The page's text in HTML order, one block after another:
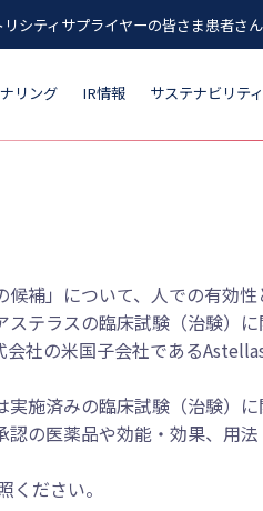
シティ サプライヤーの皆さま患者さ
リング IR情報 サステナビリティ
補」について、人での有効
テラスの臨床試験（治験）
社の米国子会社である
施済みの臨床試験（治験）
の医薬品や効能・効果、用
ださい。